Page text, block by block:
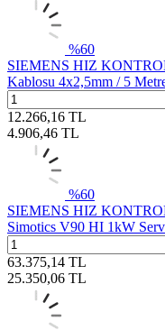
%60
SIEMENS HIZ
Kablosu 4x2,5mm / 5
12.266,16 TL
4.906,46 TL
%60
SIEMENS HIZ
Simotics V90 HI 1kW
63.375,14 TL
25.350,06 TL